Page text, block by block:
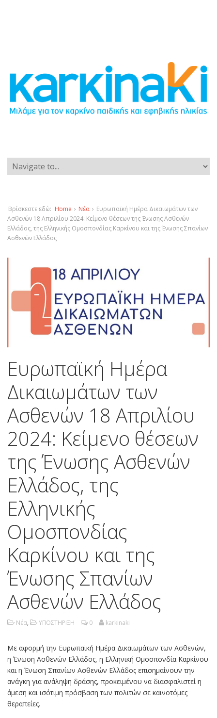
Βρίσκεστε εδώ: Home › Νέα › Ευρωπαϊκή Ημέρα Δικαιωμάτων των
Ασθενών 18 Απριλίου 2024: Κείμενο θέσεων της Ένωσης Ασθενών
Ελλάδος, της Ελληνικής Ομοσπονδίας Καρκίνου και της Ένωσης Σπανίων
Ασθενών Ελλάδος
Ευρωπαϊκή Ημέρα
Δικαιωμάτων των
Ασθενών 18 Απριλίου
2024: Κείμενο θέσεων
της Ένωσης Ασθενών
Ελλάδος, της
Ελληνικής
Ομοσπονδίας
Καρκίνου και της
Ένωσης Σπανίων
Ασθενών Ελλάδος
Νέα, ΥΠΟΣΤΗΡΙΞΗ 0 karkinaki
Με αφορμή την Ευρωπαϊκή Ημέρα Δικαιωμάτων των Ασθενών,
η Ένωση Ασθενών Ελλάδος, η Ελληνική Ομοσπονδία Καρκίνου
και η Ένωση Σπανίων Ασθενών Ελλάδος επισημαίνουν την
ανάγκη για ανάληψη δράσης, προκειμένου να διασφαλιστεί η
άμεση και ισότιμη πρόσβαση των πολιτών σε καινοτόμες
θεραπείες.